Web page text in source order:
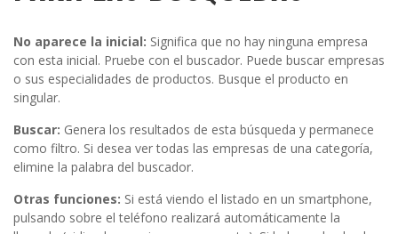
No aparece la inicial: Significa que no hay ninguna empresa
con esta inicial. Pruebe con el buscador. Puede buscar empresas
o sus especialidades de productos. Busque el producto en
singular.
Buscar: Genera los resultados de esta búsqueda y permanece
como filtro. Si desea ver todas las empresas de una categoría,
elimine la palabra del buscador.
Otras funciones: Si está viendo el listado en un smartphone,
pulsando sobre el teléfono realizará automáticamente la